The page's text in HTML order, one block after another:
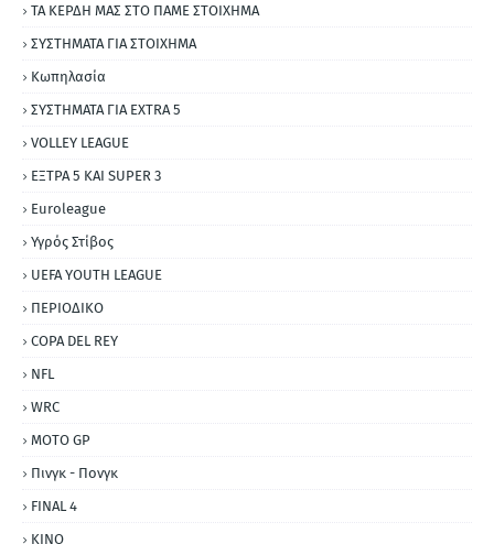
ΤΑ ΚΕΡΔΗ ΜΑΣ ΣΤΟ ΠΑΜΕ ΣΤΟΙΧΗΜΑ
ΣΥΣΤΗΜΑΤΑ ΓΙΑ ΣΤΟΙΧΗΜΑ
Κωπηλασία
ΣΥΣΤΗΜΑΤΑ ΓΙΑ ΕΧΤRΑ 5
VOLLEY LEAGUE
ΕΞΤΡΑ 5 ΚΑΙ SUPER 3
Εuroleague
Υγρός Στίβος
UEFA YOUTH LEAGUE
ΠΕΡΙΟΔΙΚΟ
COPA DEL REY
NFL
WRC
MOTO GP
Πινγκ - Πονγκ
FINAL 4
ΚΙΝΟ